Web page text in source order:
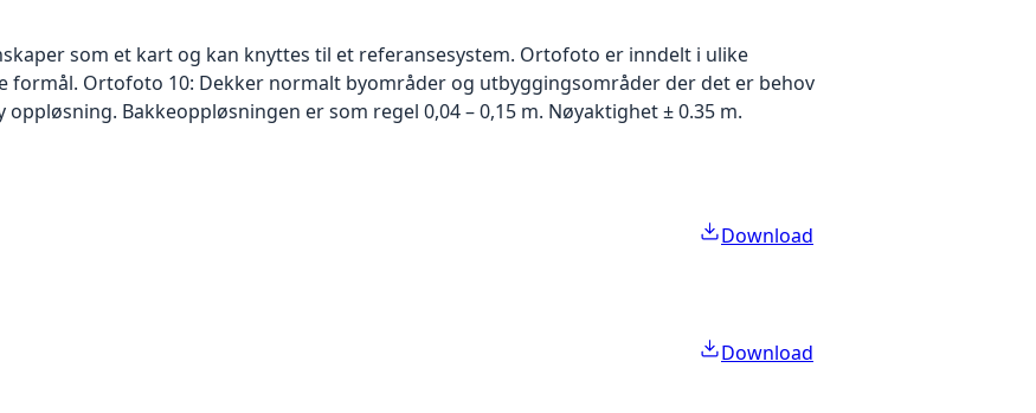
som et kart og kan knyttes til et referansesystem. Ortofoto er inndelt i ulike
Ortofoto 10: Dekker normalt byområder og utbyggingsområder der det er behov
Bakkeoppløsningen er som regel 0,04 – 0,15 m. Nøyaktighet ± 0.35 m.
Download
Download